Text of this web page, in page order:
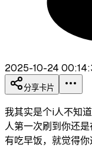
2025-10-24
分享卡片
我其实是个i人不知
人第一次刷到你还
有吃早饭，就觉得